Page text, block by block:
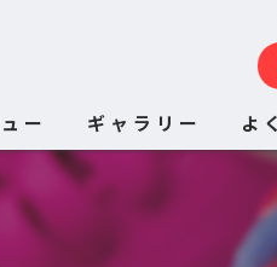
ー ギャラリー よ